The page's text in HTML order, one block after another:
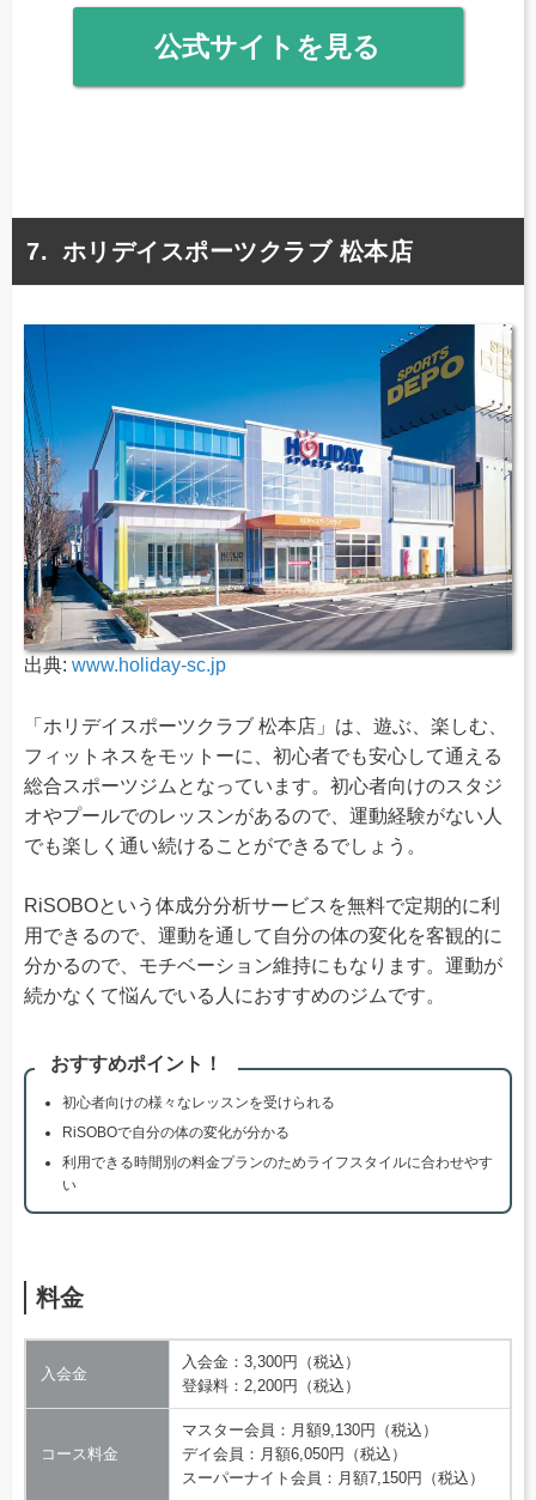
公式サイトを見る
ホリデイスポーツクラブ 松本店
出典: www.holiday-sc.jp
「ホリデイスポーツクラブ 松本店」は、遊ぶ、楽しむ、
フィットネスをモットーに、初心者でも安心して通える
総合スポーツジムとなっています。初心者向けのスタジ
オやプールでのレッスンがあるので、運動経験がない人
でも楽しく通い続けることができるでしょう。
RiSOBOという体成分分析サービスを無料で定期的に利
用できるので、運動を通して自分の体の変化を客観的に
分かるので、モチベーション維持にもなります。運動が
続かなくて悩んでいる人におすすめのジムです。
おすすめポイント！
初心者向けの様々なレッスンを受けられる
RiSOBOで自分の体の変化が分かる
利用できる時間別の料金プランのためライフスタイルに合わせやす
い
料金
入会金
入会金：3,300円（税込）
登録料：2,200円（税込）
コース料金
マスター会員：月額9,130円（税込）
デイ会員：月額6,050円（税込）
スーパーナイト会員：月額7,150円（税込）